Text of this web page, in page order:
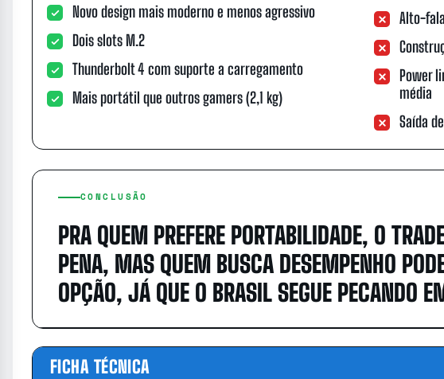
Novo design mais moderno e menos agressivo
Dois slots M.2
Thunderbolt 4 com suporte a carregamento
Mais portátil que outros gamers (2,1 kg)
Alto-
Power
média
Saída
CONCLUSÃO
PRA QUEM PREFERE PORTABILIDADE, O
PENA, MAS QUEM BUSCA DESEMPENHO
OPÇÃO, JÁ QUE O BRASIL SEGUE PECANDO
FICHA TÉCNICA